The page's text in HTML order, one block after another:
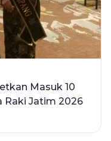
Masuk 10
Raki Jatim 2026